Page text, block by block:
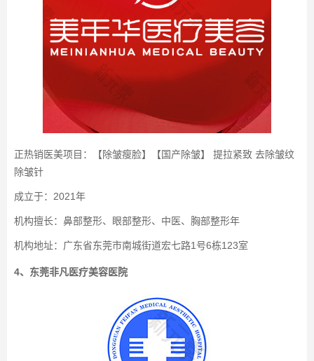
正热销医美项目：【除皱瘦脸】【国产除皱】 提拉紧致 去除皱纹
除皱针
成立于：2021年
机构擅长：鼻部整形、眼部整形、中医、胸部整形年
机构地址：广东省东莞市南城街道宏七路1号6栋123室
4、东莞非凡医疗美容医院